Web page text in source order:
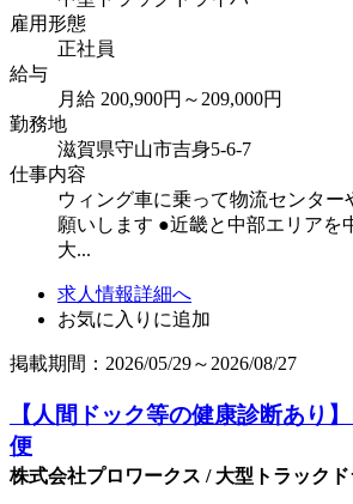
雇用形態
正社員
給与
月給 200,900円～209,000円
勤務地
滋賀県守山市吉身5-6-7
仕事内容
ウィング車に乗って物流センター
願いします ●近畿と中部エリアを
大...
求人情報詳細へ
お気に入りに追加
掲載期間：2026/05/29～2026/08/27
【人間ドック等の健康診断あり
便
株式会社プロワークス / 大型トラック